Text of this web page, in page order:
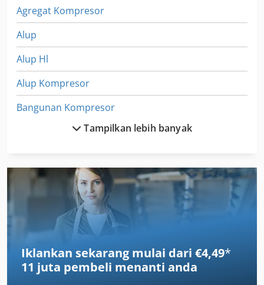
Agregat Kompresor
Alup
Alup Hl
Alup Kompresor
Bangunan Kompresor
Bola Sekrup Berkendara
Brian Beckum Kompresor
Copeland Kompresor
Dorin Kompresor
Dosing Sekrup
Tampilkan lebih banyak
Iklankan sekarang mulai dari €4,49*
11 juta pembeli menanti anda